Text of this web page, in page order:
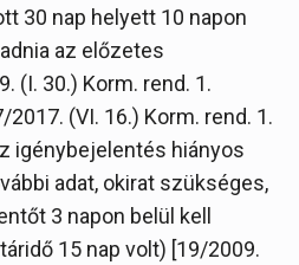
30 nap helyett 10 napon
az előzetes
(I. 30.) Korm. rend. 1.
(VI. 16.) Korm. rend. 1.
igénybejelentés hiányos
adat, okirat szükséges,
3 napon belül kell
15 nap volt) [19/2009.